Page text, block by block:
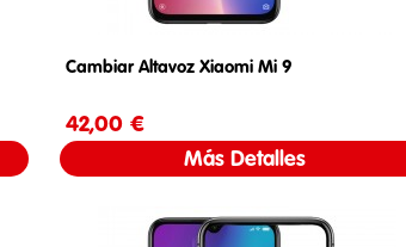
Cambiar Altavoz Xiaomi Mi 9
42,00 €
Más Detalles